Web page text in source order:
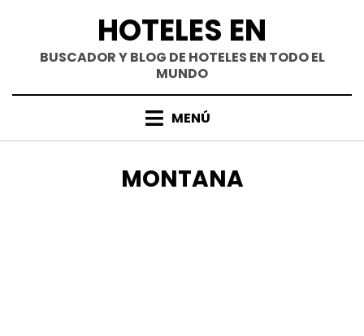
contenido
HOTELES EN
BUSCADOR Y BLOG DE HOTELES EN TODO EL
MUNDO
MENÚ
ETIQUETA
:
MONTANA